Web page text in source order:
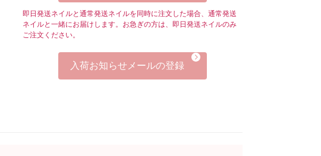
即日発送ネイルと通常発送ネイルを同時に注文した場合、通常発送
ネイルと一緒にお届けします。お急ぎの方は、即日発送ネイルのみ
ご注文ください。
入荷お知らせメールの登録